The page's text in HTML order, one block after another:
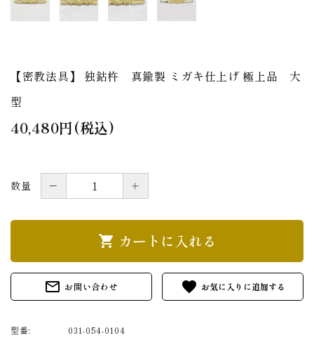
【密教法具】 独鈷杵 真鍮製 ミガキ仕上げ 極上品 大
型
40,480円(税込)
数量 － ＋
shopping_cart カートに入れる
mail_outline お問い合わせ favorite
型番: 031-054-0104